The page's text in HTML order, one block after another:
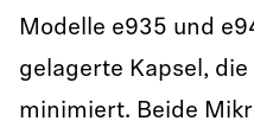
Modelle e935 und
gelagerte Kapsel,
minimiert. Beide